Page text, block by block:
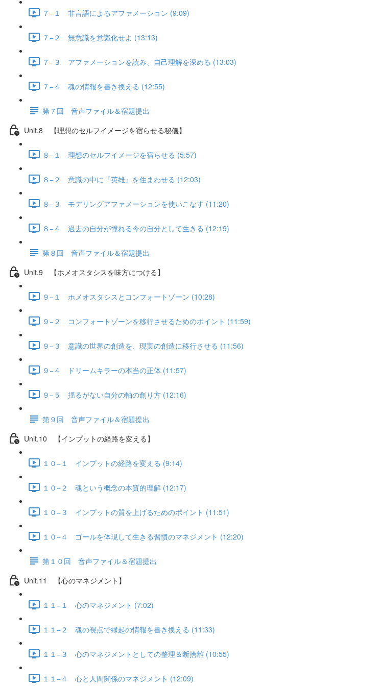
７−１ 非言語によるアファメーション (9:09)
７−２ 無意識を意識化せよ (13:13)
７−３ アファメーションを読み、自己理解を深める (13:03)
７−４ 魂の情報を書き換える (12:55)
第７回 音声ファイル＆宿題提出
Unit.8 【理想のセルフイメージを宿らせる秘儀】
８−１ 理想のセルフイメージを宿らせる (5:57)
８−２ 意識の中に『英雄』を住まわせる (12:03)
８−３ モデリングアファメーションを使いこなす (11:20)
８−４ 過去の自分が憧れる今の自分として生きる (12:19)
第８回 音声ファイル＆宿題提出
Unit.9 【ホメオスタシスを味方につける】
９−１ ホメオスタシスとコンフォートゾーン (10:28)
９−２ コンフォートゾーンを移行させるためのポイント (11:59)
９−３ 意識の世界の創造を、現実の創造に移行させる (11:56)
９−４ ドリームキラーの本当の正体 (11:57)
９−５ 揺るがない自分の軸の創り方 (12:16)
第９回 音声ファイル＆宿題提出
Unit.10 【インプットの経路を変える】
１０−１ インプットの経路を変える (9:14)
１０−２ 魂という概念の本質的理解 (12:17)
１０−３ インプットの質を上げるためのポイント (11:51)
１０−４ ゴールを体現して生きる習慣のマネジメント (12:20)
第１０回 音声ファイル＆宿題提出
Unit.11 【心のマネジメント】
１１−１ 心のマネジメント (7:02)
１１−２ 魂の視点で縁起の情報を書き換える (11:33)
１１−３ 心のマネジメントとしての整理＆断捨離 (10:55)
１１−４ 心と人間関係のマネジメント (12:09)